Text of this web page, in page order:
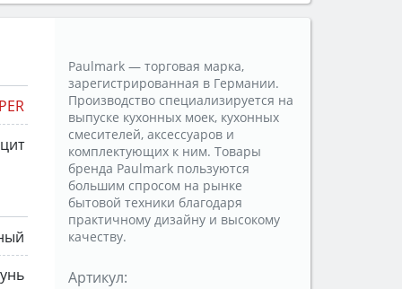
Paulmark — торговая марка,
зарегистрированная в Германии.
Производство специализируется на
выпуске кухонных моек, кухонных
смесителей, аксессуаров и
комплектующих к ним. Товары
бренда Paulmark пользуются
большим спросом на рынке
бытовой техники благодаря
практичному дизайну и высокому
качеству.
Артикул: